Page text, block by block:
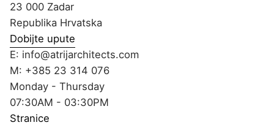
23 000 Zadar
Republika Hrvatska
Dobijte upute
E: info@atrijarchitects.com
M: +385 23 314 076
Monday - Thursday
07:30AM - 03:30PM
Stranice